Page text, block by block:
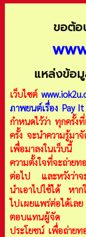
ขอต้อ
แหล่งข้อ
เว็บไซต์
ภาพยนต์เรื่อง Pay
กำหนดไว้ว่า ทุกครั้ง
ครั้ง จะนำความรู้มา
เพื่อมาลงในเว็บนี้
ความตั้งใจที่จะถ่ายท
ต่อไป และหวังว่าจ
นำเอาไปใช้ได้ หาก
ไปเผยแพร่ต่อได้เล
ตอบแทนผู้จัด แต่
ประโยชน์ เพื่อถ่าย